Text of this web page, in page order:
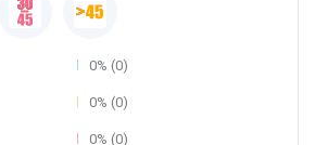
0% (0)
0% (0)
0% (0)